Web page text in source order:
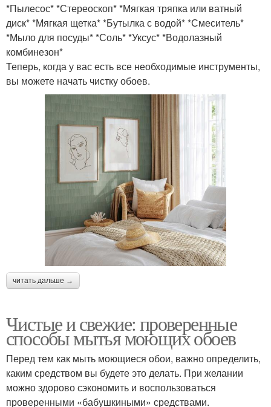
*Пылесос* *Стереоскоп* *Мягкая тряпка или ватный
диск* *Мягкая щетка* *Бутылка с водой* *Смеситель*
*Мыло для посуды* *Соль* *Уксус* *Водолазный
комбинезон*
Теперь, когда у вас есть все необходимые инструменты,
вы можете начать чистку обоев.
читать дальше →
Чистые и свежие: проверенные
способы мытья моющих обоев
Перед тем как мыть моющиеся обои, важно определить,
каким средством вы будете это делать. При желании
можно здорово сэкономить и воспользоваться
проверенными «бабушкиными» средствами.